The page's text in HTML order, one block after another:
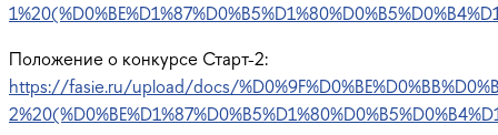
1%20(%
Положение о конкурсе Старт-2:
https://fasie.ru/upload/docs/
2%20(%